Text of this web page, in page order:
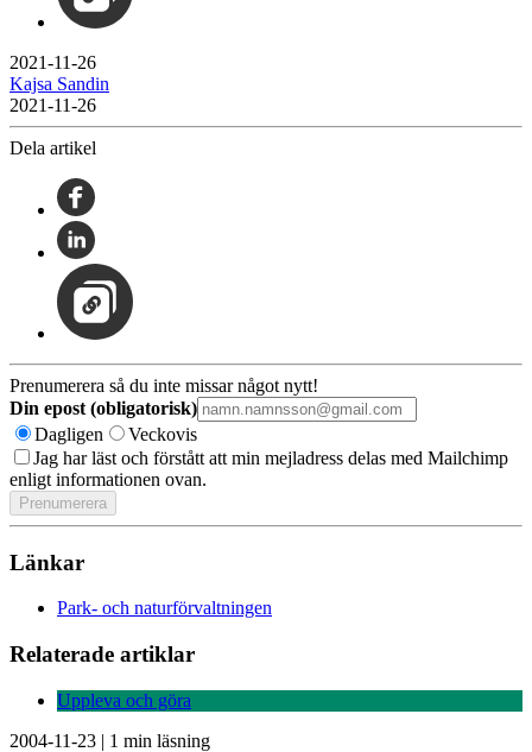
2021-11-26
Kajsa Sandin
2021-11-26
Dela artikel
Prenumerera så du inte missar något nytt!
Din epost (obligatorisk)
Dagligen
Veckovis
Jag har läst och förstått att min mejladress delas med Mailchimp
enligt informationen ovan.
Länkar
Park- och naturförvaltningen
Relaterade artiklar
Uppleva och göra
2004-11-23 | 1 min läsning